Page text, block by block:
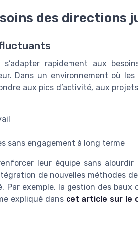
des directions
rapidement aux
Dans un environnement où les
aux pics d’activité, aux
sans engagement à long terme
leur équipe sans alourdir
de nouvelles méthodes
exemple, la gestion des baux
expliqué dans cet article sur le